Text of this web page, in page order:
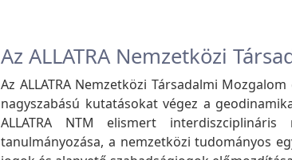
Az ALLATRA Nemzetközi
Az ALLATRA Nemzetközi Társadalmi
nagyszabású kutatásokat végez a
ALLATRA NTM elismert
tanulmányozása, a nemzetközi tudományos